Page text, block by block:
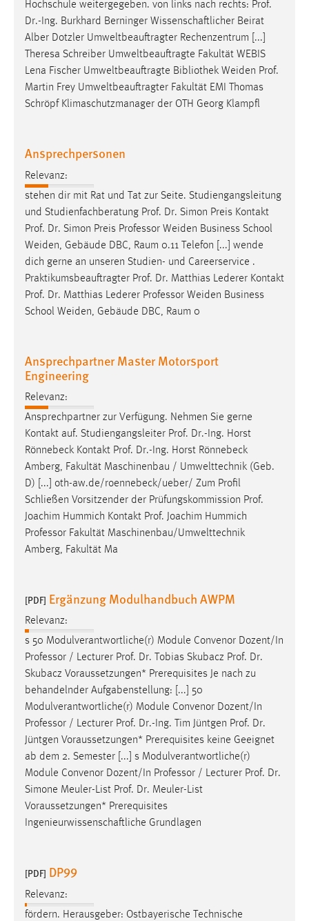
Hochschule weitergegeben. von links nach rechts: Prof.
Dr.-Ing. Burkhard Berninger Wissenschaftlicher Beirat
Alber Dotzler Umweltbeauftragter Rechenzentrum [...]
Theresa Schreiber Umweltbeauftragte Fakultät WEBIS
Lena Fischer Umweltbeauftragte Bibliothek Weiden Prof.
Martin Frey Umweltbeauftragter Fakultät EMI Thomas
Schröpf Klimaschutzmanager der OTH Georg Klampfl
Ansprechpersonen
Relevanz:
stehen dir mit Rat und Tat zur Seite. Studiengangsleitung
und Studienfachberatung Prof. Dr. Simon Preis Kontakt
Prof. Dr. Simon Preis Professor Weiden Business School
Weiden, Gebäude DBC, Raum 0.11 Telefon [...] wende
dich gerne an unseren Studien- und Careerservice .
Praktikumsbeauftragter Prof. Dr. Matthias Lederer Kontakt
Prof. Dr. Matthias Lederer Professor Weiden Business
School Weiden, Gebäude DBC, Raum 0
Ansprechpartner Master Motorsport
Engineering
Relevanz:
Ansprechpartner zur Verfügung. Nehmen Sie gerne
Kontakt auf. Studiengangsleiter Prof. Dr.-Ing. Horst
Rönnebeck Kontakt Prof. Dr.-Ing. Horst Rönnebeck
Amberg, Fakultät Maschinenbau / Umwelttechnik (Geb.
D) [...] oth-aw.de/roennebeck/ueber/ Zum Profil
Schließen Vorsitzender der Prüfungskommission Prof.
Joachim Hummich Kontakt Prof. Joachim Hummich
Professor Fakultät Maschinenbau/Umwelttechnik
Amberg, Fakultät Ma
[PDF] Ergänzung Modulhandbuch AWPM
Relevanz:
s 50 Modulverantwortliche(r) Module Convenor Dozent/In
Professor / Lecturer Prof. Dr. Tobias Skubacz Prof. Dr.
Skubacz Voraussetzungen* Prerequisites Je nach zu
behandelnder Aufgabenstellung: [...] 50
Modulverantwortliche(r) Module Convenor Dozent/In
Professor / Lecturer Prof. Dr.-Ing. Tim Jüntgen Prof. Dr.
Jüntgen Voraussetzungen* Prerequisites keine Geeignet
ab dem 2. Semester [...] s Modulverantwortliche(r)
Module Convenor Dozent/In Professor / Lecturer Prof. Dr.
Simone Meuler-List Prof. Dr. Meuler-List
Voraussetzungen* Prerequisites
Ingenieurwissenschaftliche Grundlagen
[PDF] DP99
Relevanz:
fördern. Herausgeber: Ostbayerische Technische
EXTERNE MEDIEN
Um Inhalte von Videoplattformen und Social Media
Plattformen anzeigen zu können, werden von diesen
externen Medien Cookies gesetzt.
YouTube